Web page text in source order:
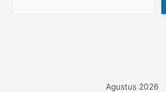
Agustus 2026